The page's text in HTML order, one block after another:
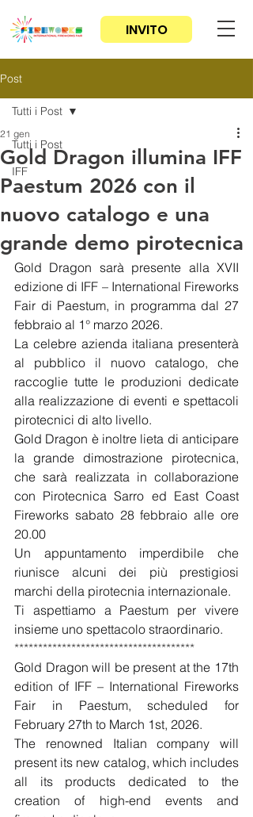
INVITO
Post
Tutti i Post
IFF
Tutti i Post
Gold Dragon illumina IFF
Paestum 2026 con il
nuovo catalogo e una
grande demo pirotecnica
21 gen
Gold Dragon sarà presente alla XVII
edizione di IFF – International Fireworks
Fair di Paestum, in programma dal 27
febbraio al 1° marzo 2026.
La celebre azienda italiana presenterà
al pubblico il nuovo catalogo, che
raccoglie tutte le produzioni dedicate
alla realizzazione di eventi e spettacoli
pirotecnici di alto livello.
Gold Dragon è inoltre lieta di anticipare
la grande dimostrazione pirotecnica,
che sarà realizzata in collaborazione
con Pirotecnica Sarro ed East Coast
Fireworks sabato 28 febbraio alle ore
20.00
Un appuntamento imperdibile che
riunisce alcuni dei più prestigiosi
marchi della pirotecnia internazionale.
Ti aspettiamo a Paestum per vivere
insieme uno spettacolo straordinario.
**************************************
Gold Dragon will be present at the 17th
edition of IFF – International Fireworks
Fair in Paestum, scheduled for
February 27th to March 1st, 2026.
The renowned Italian company will
present its new catalog, which includes
all its products dedicated to the
creation of high-end events and